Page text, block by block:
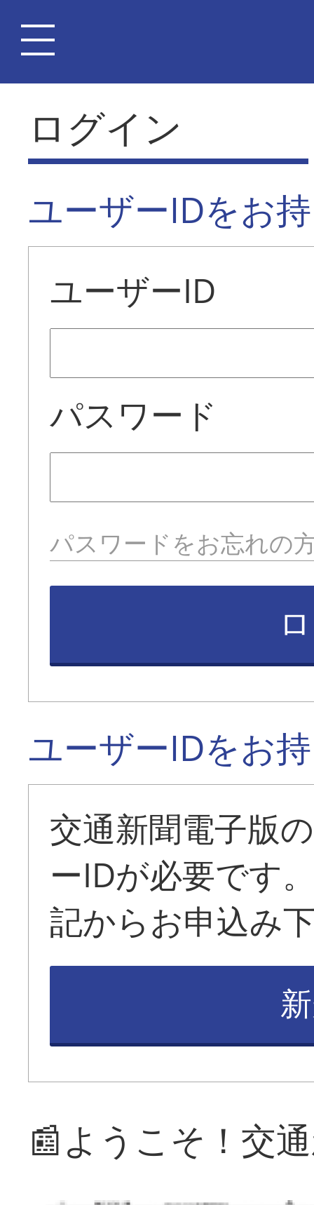
ログイン
ユーザーIDをお
ユーザーID
パスワード
パスワードをお忘れの
ユーザーIDをお
交通新聞電子版
ーIDが必要です
記からお申込み
📰ようこそ！交